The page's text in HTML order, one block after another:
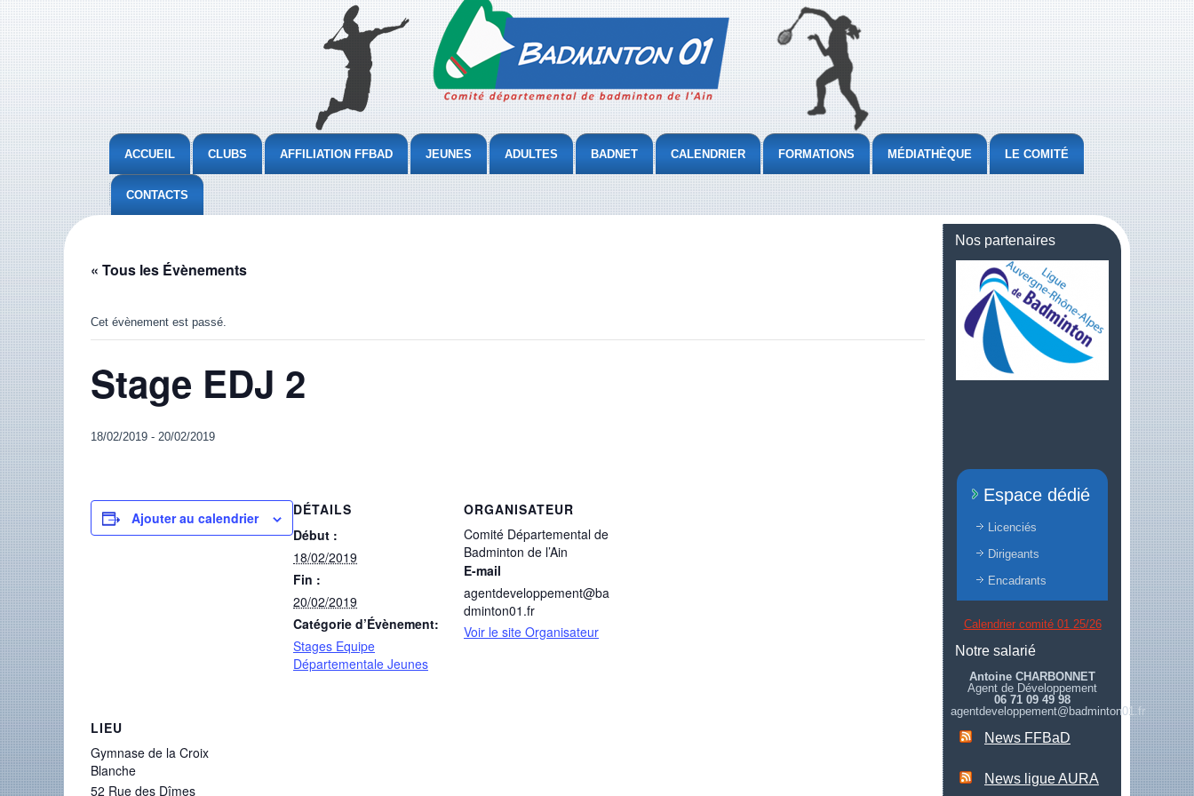
ACCUEIL CLUBS AFFILIATION FFBAD JEUNES ADULTES BADNET CALENDRIER FORMATIONS MÉDIATHÈQUE LE COMITÉ
CONTACTS
« Tous les Évènements
Cet évènement est passé.
Stage EDJ 2
18/02/2019 - 20/02/2019
Ajouter au calendrier
DÉTAILS
Début :
18/02/2019
Fin :
20/02/2019
Catégorie d’Évènement:
Stages Equipe
Départementale Jeunes
ORGANISATEUR
Comité Départemental de
Badminton de l’Ain
E-mail
agentdeveloppement@ba
dminton01.fr
Voir le site Organisateur
LIEU
Gymnase de la Croix
Blanche
52 Rue des Dîmes
Nos partenaires
Espace dédié
Licenciés
Dirigeants
Encadrants
Calendrier comité 01 25/26
Notre salarié
Antoine CHARBONNET
Agent de Développement
06 71 09 49 98
agentdeveloppement@badminton01.fr
News FFBaD
News ligue AURA